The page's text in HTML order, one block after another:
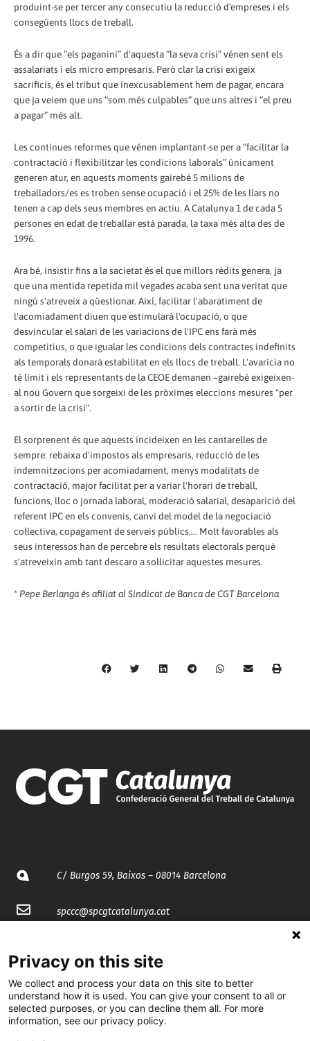
produint-se per tercer any consecutiu la reducció d'empreses i els
consegüents llocs de treball.
És a dir que “els paganini” d'aquesta “la seva crisi” vénen sent els
assalariats i els micro empresaris. Però clar la crisi exigeix
sacrificis, és el tribut que inexcusablement hem de pagar, encara
que ja veiem que uns “som més culpables” que uns altres i “el preu
a pagar” més alt.
Les contínues reformes que vénen implantant-se per a “facilitar la
contractació i flexibilitzar les condicions laborals” únicament
generen atur, en aquests moments gairebé 5 milions de
treballadors/es es troben sense ocupació i el 25% de les llars no
tenen a cap dels seus membres en actiu. A Catalunya 1 de cada 5
persones en edat de treballar està parada, la taxa més alta des de
1996.
Ara bé, insistir fins a la sacietat és el que millors rèdits genera, ja
que una mentida repetida mil vegades acaba sent una veritat que
ningú s'atreveix a qüestionar. Així, facilitar l'abaratiment de
l'acomiadament diuen que estimularà l'ocupació, o que
desvincular el salari de les variacions de l'IPC ens farà més
competitius, o que igualar les condicions dels contractes indefinits
als temporals donarà estabilitat en els llocs de treball. L'avarícia no
té límit i els representants de la CEOE demanen –gairebé exigeixen-
al nou Govern que sorgeixi de les pròximes eleccions mesures "per
a sortir de la crisi".
El sorprenent és que aquests incideixen en les cantarelles de
sempre: rebaixa d'impostos als empresaris, reducció de les
indemnitzacions per acomiadament, menys modalitats de
contractació, major facilitat per a variar l'horari de treball,
funcions, lloc o jornada laboral, moderació salarial, desaparició del
referent IPC en els convenis, canvi del model de la negociació
col·lectiva, copagament de serveis públics,... Molt favorables als
seus interessos han de percebre els resultats electorals perquè
s'atreveixin amb tant descaro a sol·licitar aquestes mesures.
* Pepe Berlanga és afiliat al Sindicat de Banca de CGT Barcelona
C/ Burgos 59, Baixos – 08014 Barcelona
spccc@spcgtcatalunya.cat
@CGTCatalunya
cgtcatalunya
Privacy on this site
We collect and process your data on this site to better
understand how it is used. You can give your consent to all or
selected purposes, or you can decline them all. For more
information, see our privacy policy.